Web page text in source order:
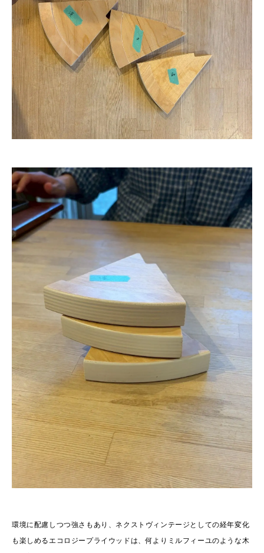
環境に配慮しつつ強さもあり、ネクストヴィンテージとしての経年変化
も楽しめるエコロジープライウッドは、何よりミルフィーユのような木